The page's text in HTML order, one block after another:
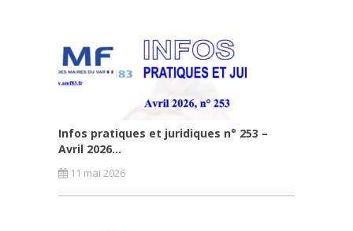
Infos pratiques et juridiques n° 253 –
Avril 2026...
11 mai 2026